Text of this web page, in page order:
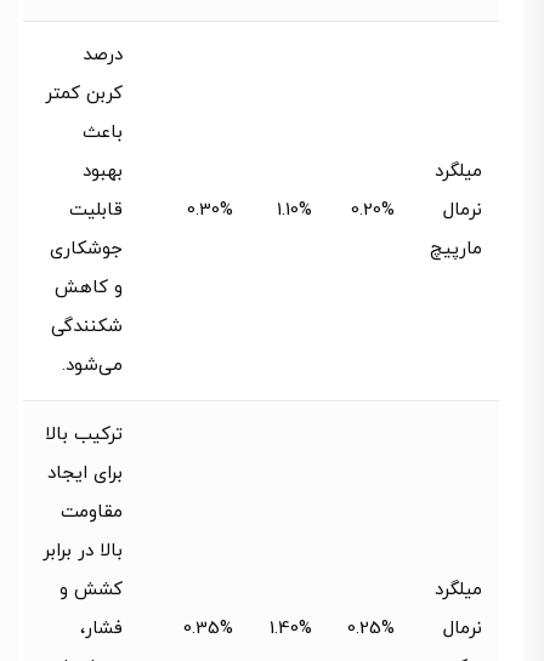
میلگرد
نرمال
مارپیچ
0.20%
1.10%
0.30%
درصد
کربن کمتر
باعث
بهبود
قابلیت
جوشکاری
و کاهش
شکنندگی
می‌شود.
میلگرد
نرمال
0.25%
1.40%
0.35%
ترکیب بالا
برای ایجاد
مقاومت
بالا در برابر
کشش و
فشار،